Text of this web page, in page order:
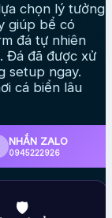
chọn lý tưởng
giúp bể có
đá tự nhiên
Đá đã được xử
setup ngay.
cá biển lâu
NHẮN ZALO
0945222926
🛡